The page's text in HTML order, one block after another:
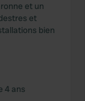
et un
et
bien
4 ans